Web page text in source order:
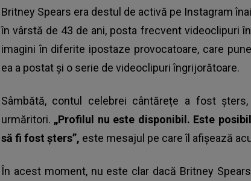
Britney Spears era destul de activă pe Instagram
în vârstă de 43 de ani, posta frecvent videoclipuri
imagini în diferite ipostaze provocatoare, care
ea a postat și o serie de videoclipuri îngrijorătoare.
Sâmbătă, contul celebrei cântărețe a fost
urmăritori. „Profilul nu este disponibil. Este
să fi fost șters”, este mesajul pe care îl afișează
În acest moment, nu este clar dacă Britney